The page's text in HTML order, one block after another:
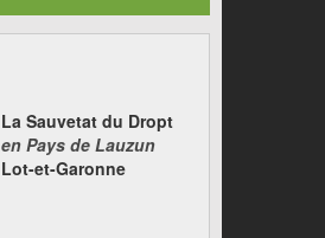
La Sauvetat du Dropt
en Pays de Lauzun
Lot-et-Garonne